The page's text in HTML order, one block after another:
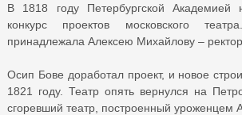
В 1818 году Петербургской Академией
конкурс проектов московского
принадлежала Алексею Михайлову –
Осип Бове доработал проект, и новое
1821 году. Театр опять вернулся на
сгоревший театр, построенный уроженцем